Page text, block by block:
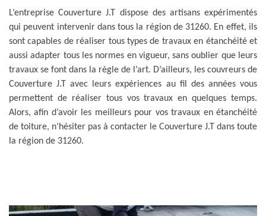
L’entreprise Couverture J.T dispose des artisans expérimentés
qui peuvent intervenir dans tous la région de 31260. En effet, ils
sont capables de réaliser tous types de travaux en étanchéité et
aussi adapter tous les normes en vigueur, sans oublier que leurs
travaux se font dans la règle de l’art. D’ailleurs, les couvreurs de
Couverture J.T avec leurs expériences au fil des années vous
permettent de réaliser tous vos travaux en quelques temps.
Alors, afin d’avoir les meilleurs pour vos travaux en étanchéité
de toiture, n’hésiter pas à contacter le Couverture J.T dans toute
la région de 31260.